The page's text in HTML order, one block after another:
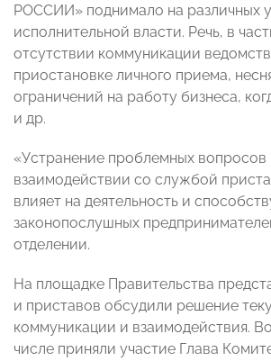
РОССИИ» поднимало на различных
исполнительной власти. Речь, в
отсутствии коммуникации
приостановке личного приема,
ограничений на работу бизнеса,
и др.
«Устранение проблемных вопросов
взаимодействии со службой
влияет на деятельность и
законопослушных
отделении.
На площадке Правительства
и приставов обсудили решение
коммуникации и взаимодействия.
числе приняли участие Глава